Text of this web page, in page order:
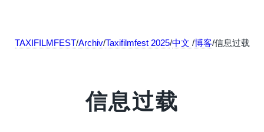
TAXIFILMFEST/Archiv/Taxifilmfest 2025/中文 /博客/信息过载
信息过载